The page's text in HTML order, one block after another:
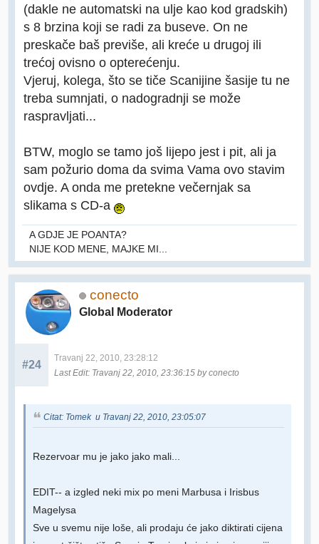
(dakle ne automatski na ulje kao kod gradskih)
s 8 brzina koji se radi za buseve. On ne
preskače baš previše, ali kreće u drugoj ili
trećoj ovisno o opterećenju.
Vjeruj, kolega, što se tiče Scanijine šasije tu ne
treba sumnjati, o nadogradnji se može
raspravljati...
BTW, moglo se tamo još lijepo jest i pit, ali ja
sam požurio doma da svima Vama ovo stavim
ovdje. A onda me pretekne večernjak sa
slikama s CD-a
A GDJE JE POANTA?
NIJE KOD MENE, MAJKE MI...
conecto
Global Moderator
#24
Travanj 22, 2010, 23:28:12
Last Edit: Travanj 22, 2010, 23:36:15 by conecto
Citat: Tomek u Travanj 22, 2010, 23:05:07
Rezervoar mu je jako jako mali...
EDIT-- a izgled neki mix po meni Marbusa i Irisbus
Magelysa
Sve u svemu nije loše, ali prodaju će jako diktirati cijena